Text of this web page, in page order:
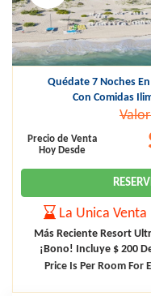
Quédate 7 Noches
Con Comidas
Precio de Venta
Hoy Desde
La Unica Venta
Más Reciente Resort
¡Bono! Incluye $ 200
Price Is Per Room For